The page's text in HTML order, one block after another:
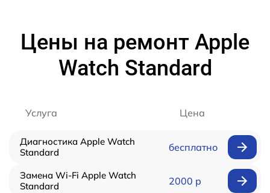
Цены на ремонт Apple
Watch Standard
Услуга Цена
Диагностика Apple Watch
Standard
бесплатно
Замена Wi-Fi Apple Watch
Standard
2000 р